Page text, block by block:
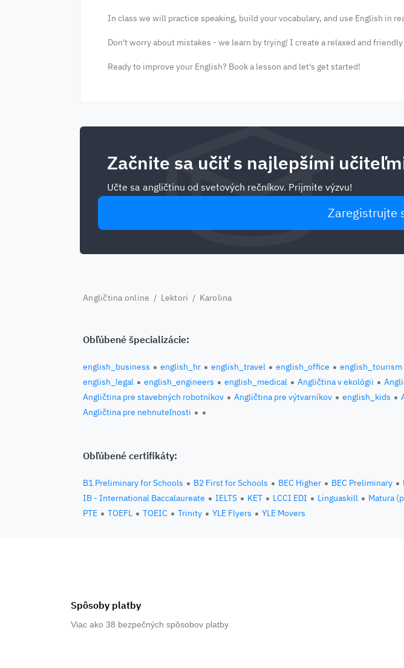
In class we will practice speaking, build your vocabulary, and use English in
Don't worry about mistakes - we learn by trying! I create a relaxed and
Ready to improve your English? Book a lesson and let's get started!
Začnite sa učiť s najlepšími
Učte sa angličtinu od svetových rečníkov. Prijmite výzvu!
Zaregistrujte
Angličtina online / Lektori / Karolina
Obľúbené špecializácie:
english_business english_hr english_travel english_office english_tourism
english_legal
english_engineers english_medical Angličtina v ekológii
Angličtina pre stavebných robotníkov
Angličtina pre výtvarníkov english_kids
Angličtina pre nehnuteľnosti
Obľúbené certifikáty:
B1 Preliminary for Schools B2 First for Schools BEC Higher BEC Preliminary
IB - International Baccalaureate
IELTS KET LCCI EDI Linguaskill Matura
PTE
TOEFL TOEIC Trinity YLE Flyers YLE Movers
Spôsoby platby
Viac ako 38 bezpečných spôsobov platby